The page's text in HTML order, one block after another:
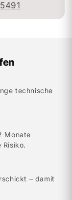
technische
Monate
Risiko.
– damit